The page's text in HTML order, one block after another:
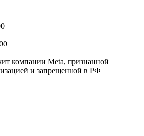
компании Meta, признанной
и запрещенной в РФ